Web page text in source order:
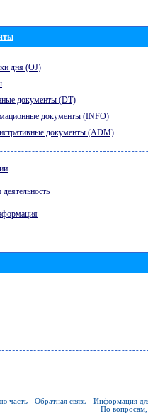
дня (OJ)
документы (DT)
документы (INFO)
документы (ADM)
часть - Обратная связь - Информация
По вопросам,